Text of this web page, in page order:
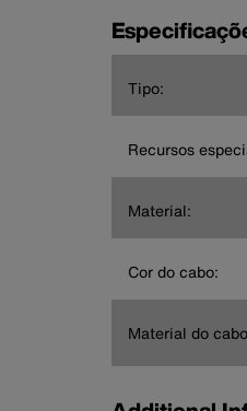
Tipo:
Recursos
Material:
Cor do cabo:
Material do